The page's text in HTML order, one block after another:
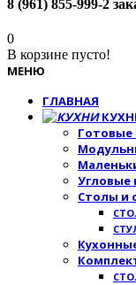
8 (961) 855-999-2
0
В корзине пусто!
МЕНЮ
ГЛАВНАЯ
Готовые
Угловые
Столы и